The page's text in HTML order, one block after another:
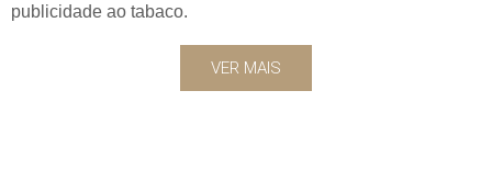
publicidade ao tabaco.
VER MAIS